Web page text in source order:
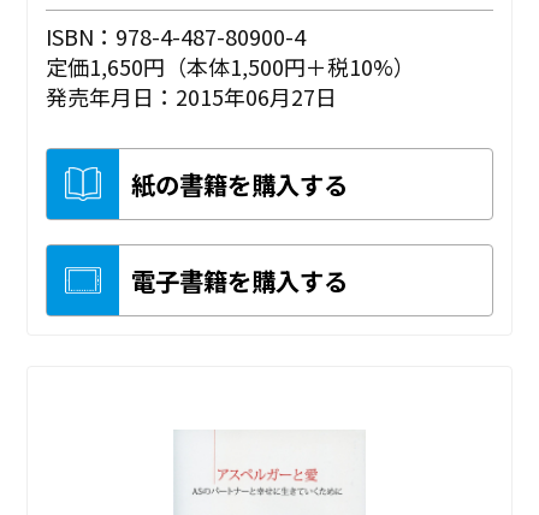
ISBN：978-4-487-80900-4
定価1,650円（本体1,500円＋税10%）
発売年月日：2015年06月27日
紙の書籍を購入する
電子書籍を購入する